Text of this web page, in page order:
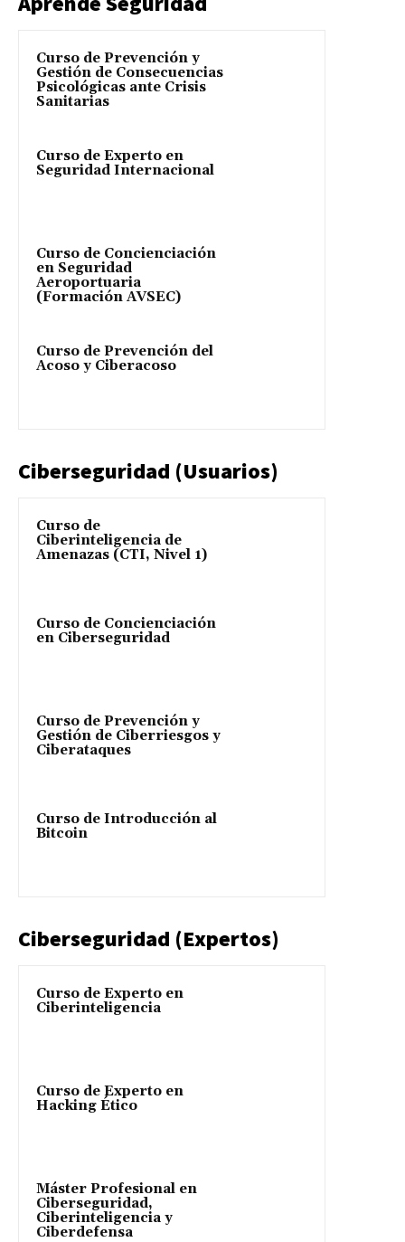
Curso de Prevención y
Gestión de Consecuencias
Psicológicas ante Crisis
Sanitarias
Curso de Experto en
Seguridad Internacional
Curso de Concienciación
en Seguridad
Aeroportuaria
(Formación AVSEC)
Curso de Prevención del
Acoso y Ciberacoso
Ciberseguridad (Usuarios)
Curso de
Ciberinteligencia de
Amenazas (CTI, Nivel 1)
Curso de Concienciación
en Ciberseguridad
Curso de Prevención y
Gestión de Ciberriesgos y
Ciberataques
Curso de Introducción al
Bitcoin
Ciberseguridad (Expertos)
Curso de Experto en
Ciberinteligencia
Curso de Experto en
Hacking Ético
Máster Profesional en
Ciberseguridad,
Ciberinteligencia y
Ciberdefensa